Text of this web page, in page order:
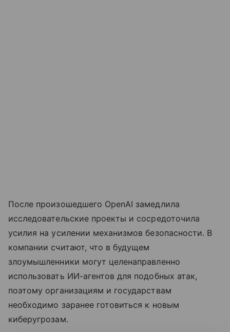
После произошедшего OpenAI замедлила
исследовательские проекты и сосредоточила
усилия на усилении механизмов безопасности. В
компании считают, что в будущем
злоумышленники могут целенаправленно
использовать ИИ-агентов для подобных атак,
поэтому организациям и государствам
необходимо заранее готовиться к новым
киберугрозам.